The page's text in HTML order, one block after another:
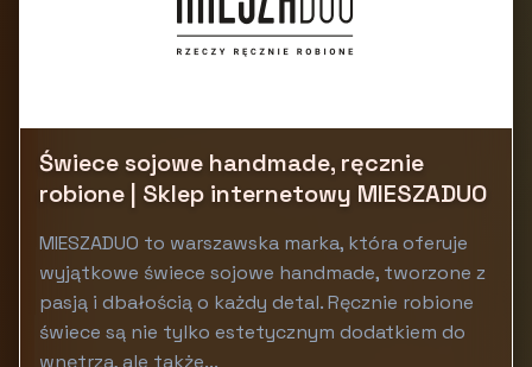
Świece sojowe handmade, ręcznie
robione | Sklep internetowy MIESZADUO
MIESZADUO to warszawska marka, która oferuje
wyjątkowe świece sojowe handmade, tworzone z
pasją i dbałością o każdy detal. Ręcznie robione
świece są nie tylko estetycznym dodatkiem do
wnętrza, ale także...